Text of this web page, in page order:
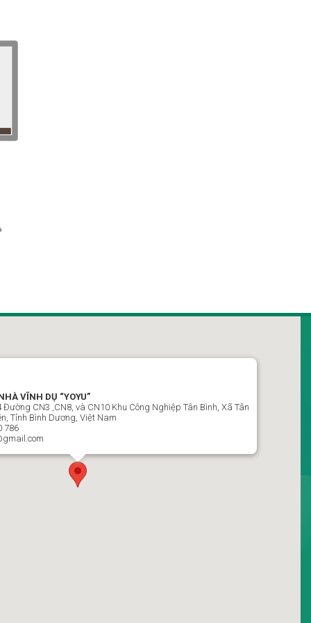
VĨNH DỤ “YOYU”
Đường CN3 ,CN8, và CN10 Khu Công Nghiệp Tân Bình, Xã Tân
Tỉnh Bình Dương, Việt Nam
786